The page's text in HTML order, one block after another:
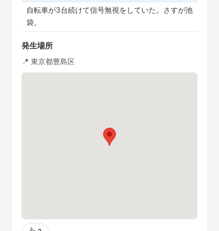
自転車が3台続けて信号無視をしていた。さすが池
袋。
発生場所
📍 東京都豊島区